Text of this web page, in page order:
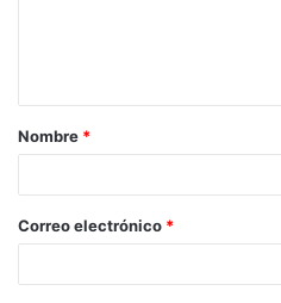
Nombre *
Correo electrónico *